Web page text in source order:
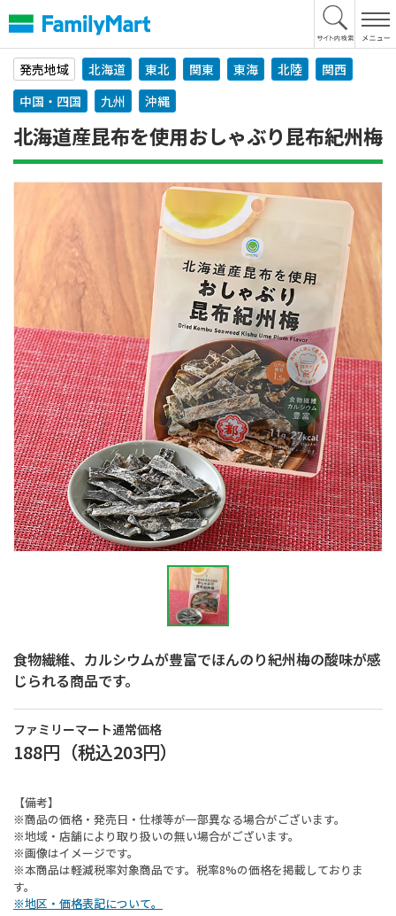
文
へ
発売地域
北海道 東北 関東 東海 北陸
関西
中国・四国
九州 沖縄
北海道産昆布を使用おしゃぶり昆布紀州梅
食物繊維、カルシウムが豊富でほんのり紀州梅の酸味が感
じられる商品です。
ファミリーマート通常価格
188円 （税込203円）
【備考】
※商品の価格・発売日・仕様等が一部異なる場合がございます。
※地域・店舗により取り扱いの無い場合がございます。
※画像はイメージです。
※本商品は軽減税率対象商品です。税率8%の価格を掲載しておりま
す。
※地区・価格表記について。